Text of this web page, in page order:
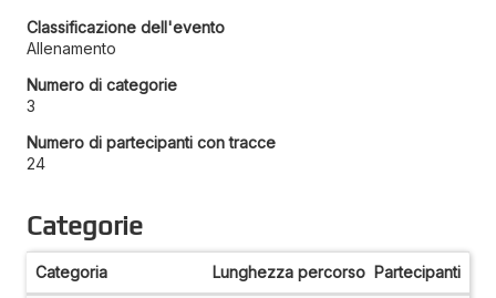
Classificazione dell'evento
Allenamento
Numero di categorie
3
Numero di partecipanti con tracce
24
Categorie
Categoria Lunghezza percorso Partecipanti